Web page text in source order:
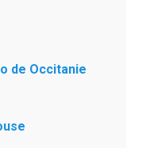
de Occitanie